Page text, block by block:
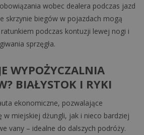
wobec dealera podczas jazd
skrzynie biegów w pojazdach mogą
podczas kontuzji lewej nogi i
sprzęgła.
WYPOŻYCZALNIA
BIAŁYSTOK I RYKI
ekonomiczne, pozwalające
w miejskiej dżungli, jak i nieco bardziej
vany – idealne do dalszych podróży.